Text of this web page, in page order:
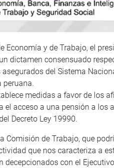
Economía y de Trabajo, el
dictamen consensuado
del Sistema
peruana.
medidas a favor de los
acceso a una pensión a los
Decreto Ley 19990.
Comisión de Trabajo, que
que nos caracteriza a
decepcionados con el